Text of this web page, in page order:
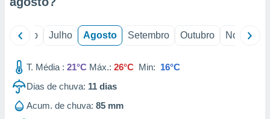
Junho Julho Agosto Setembro Outubro Novembro
T. Média : 21°C Máx.: 26°C Min: 16°C
Dias de chuva: 11 dias
Acum. de chuva: 85 mm